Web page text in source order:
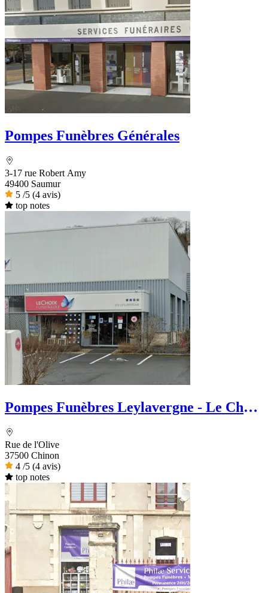
Pompes Funèbres Générales
3-17 rue Robert Amy
49400 Saumur
5 /5 (4 avis)
top notes
Pompes Funèbres Leylavergne - Le Choix
Rue de l'Olive
37500 Chinon
4 /5 (4 avis)
top notes